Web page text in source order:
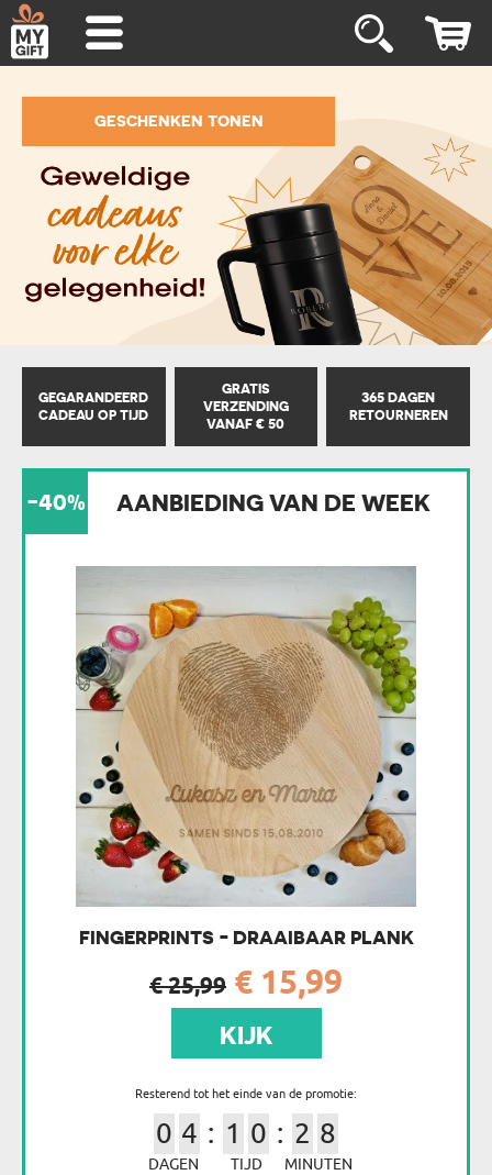
GESCHENKEN TONEN
GEGARANDEERD
CADEAU OP TIJD
GRATIS
VERZENDING
VANAF € 50
365 DAGEN
RETOURNEREN
-40% AANBIEDING VAN DE WEEK
FINGERPRINTS - DRAAIBAAR PLANK
€ 25,99 € 15,99
KIJK
Resterend tot het einde van de promotie:
0 4 1 0 2 8
DAGEN TIJD MINUTEN